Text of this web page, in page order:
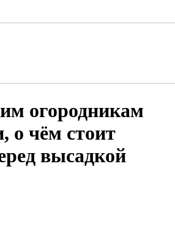
огородникам
о чём стоит
высадкой